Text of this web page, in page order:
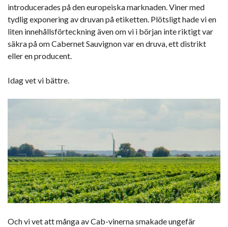
introducerades på den europeiska marknaden. Viner med
tydlig exponering av druvan på etiketten. Plötsligt hade vi en
liten innehållsförteckning även om vi i början inte riktigt var
säkra på om Cabernet Sauvignon var en druva, ett distrikt
eller en producent.
Idag vet vi bättre.
Och vi vet att många av Cab-vinerna smakade ungefär